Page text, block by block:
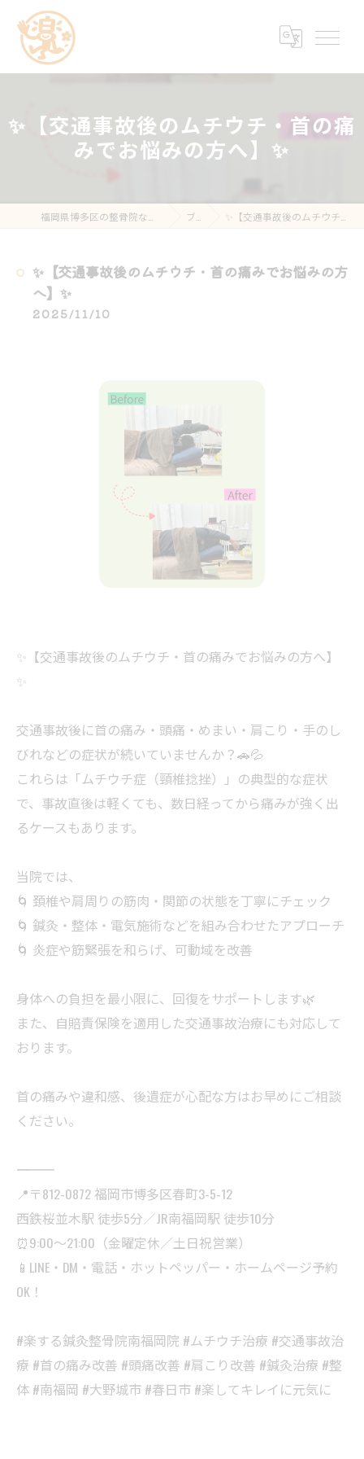
✨【交通事故後のムチウチ・首の痛
みでお悩みの方へ】✨
ブログ ✨【交通事故後のムチウチ・首の痛みでお悩みの方へ】✨
✨【交通事故後のムチウチ・首の痛みでお悩みの方
へ】✨
2025/11/10
✨【交通事故後のムチウチ・首の痛みでお悩みの方へ】
✨
交通事故後に首の痛み・頭痛・めまい・肩こり・手のし
びれなどの症状が続いていませんか？🚗💦
これらは「ムチウチ症（頸椎捻挫）」の典型的な症状
で、事故直後は軽くても、数日経ってから痛みが強く出
るケースもあります。
当院では、
🌀 頚椎や肩周りの筋肉・関節の状態を丁寧にチェック
🌀 鍼灸・整体・電気施術などを組み合わせたアプローチ
🌀 炎症や筋緊張を和らげ、可動域を改善
身体への負担を最小限に、回復をサポートします🌿
また、自賠責保険を適用した交通事故治療にも対応して
おります。
首の痛みや違和感、後遺症が心配な方はお早めにご相談
ください。
――――――――――
📍〒812-0872 福岡市博多区春町3-5-12
西鉄桜並木駅 徒歩5分／JR南福岡駅 徒歩10分
⏰9:00〜21:00（金曜定休／土日祝営業）
📱LINE・DM・電話・ホットペッパー・ホームページ予約
OK！
#楽する鍼灸整骨院南福岡院 #ムチウチ治療 #交通事故治
療 #首の痛み改善 #頭痛改善 #肩こり改善 #鍼灸治療 #整
体 #南福岡 #大野城市 #春日市 #楽してキレイに元気に